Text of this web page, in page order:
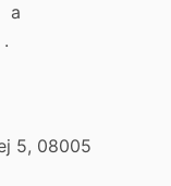
a
.
5, 08005